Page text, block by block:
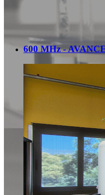
600 MHz -